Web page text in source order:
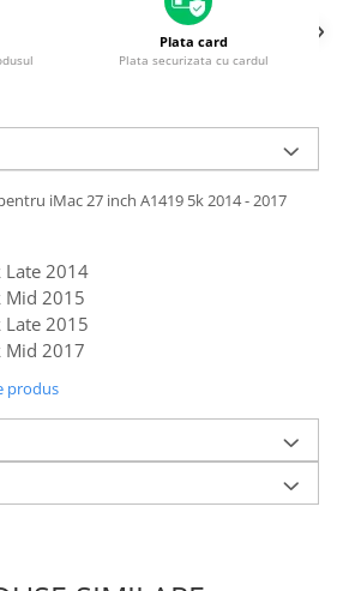
Plata card
Plata securizata cu cardul
iMac 27 inch A1419 5k 2014 - 2017
Late 2014
Mid 2015
Late 2015
Mid 2017
produs